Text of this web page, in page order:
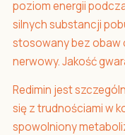
poziom energii
silnych substancji
stosowany bez obaw
nerwowy. Jakość
Redimin jest
się z trudnościami w
spowolniony